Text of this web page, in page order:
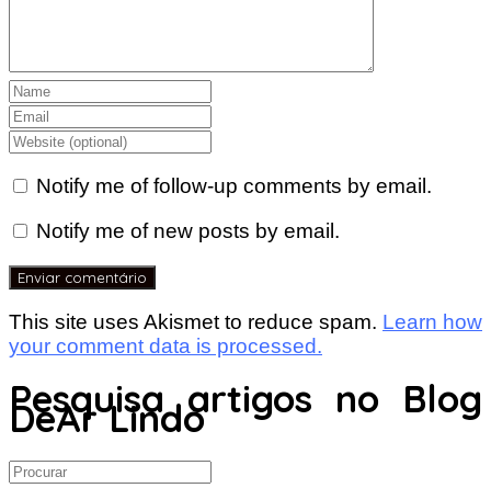
Notify me of follow-up comments by email.
Notify me of new posts by email.
This site uses Akismet to reduce spam. Learn how
your comment data is processed.
Pesquisa artigos no Blog
DeAr Lindo
Search